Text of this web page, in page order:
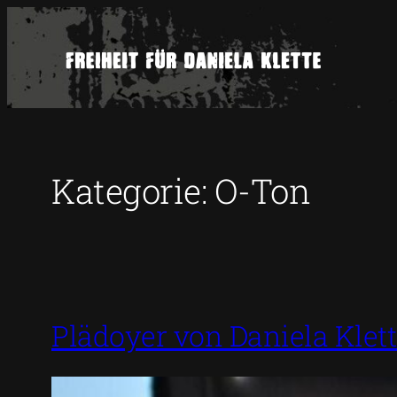
Zum
Inhalt
springen
Kategorie: O-Ton
Plädoyer von Daniela